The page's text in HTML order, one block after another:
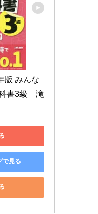
版 みんな
書3級　滝
で見る